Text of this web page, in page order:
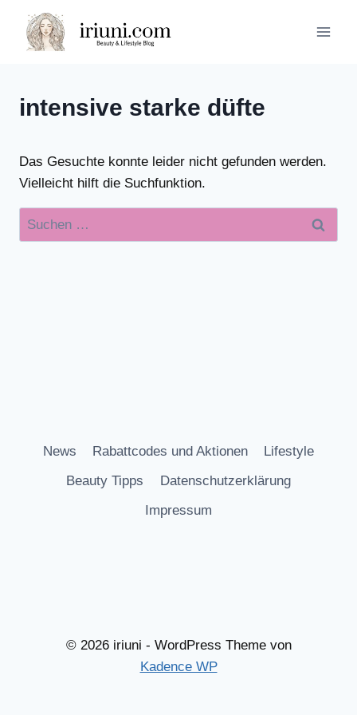
Inhalt
springen
intensive starke düfte
Das Gesuchte konnte leider nicht gefunden werden.
Vielleicht hilft die Suchfunktion.
Suchen
nach:
News Rabattcodes und Aktionen
Lifestyle
Beauty Tipps
Datenschutzerklärung
Impressum
© 2026 iriuni - WordPress Theme von
Kadence WP